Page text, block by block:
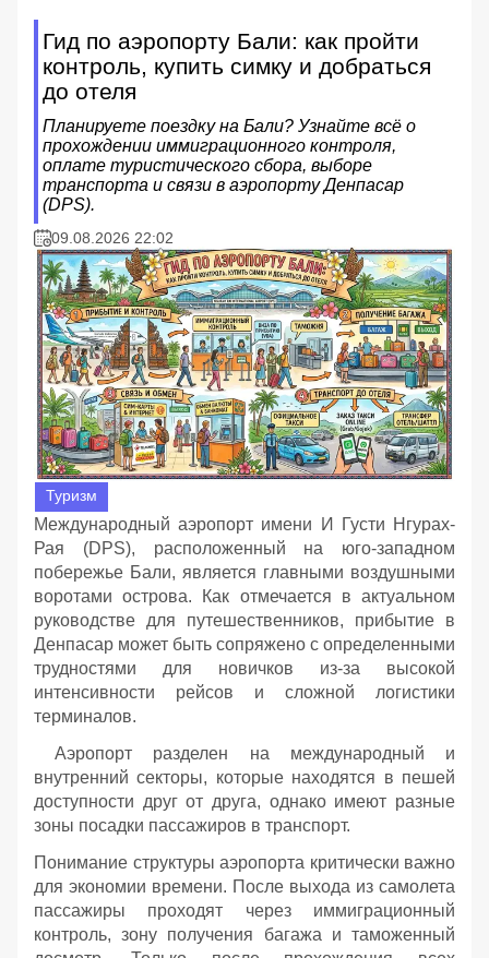
Гид по аэропорту Бали: как пройти
контроль, купить симку и добраться
до отеля
Планируете поездку на Бали? Узнайте всё о
прохождении иммиграционного контроля,
оплате туристического сбора, выборе
транспорта и связи в аэропорту Денпасар
(DPS).
09.08.2026 22:02
Туризм
Международный аэропорт имени И Густи Нгурах-
Рая (DPS), расположенный на юго-западном
побережье Бали, является главными воздушными
воротами острова. Как отмечается в актуальном
руководстве для путешественников, прибытие в
Денпасар может быть сопряжено с определенными
трудностями для новичков из-за высокой
интенсивности рейсов и сложной логистики
терминалов.
Аэропорт разделен на международный и
внутренний секторы, которые находятся в пешей
доступности друг от друга, однако имеют разные
зоны посадки пассажиров в транспорт.
Понимание структуры аэропорта критически важно
для экономии времени. После выхода из самолета
пассажиры проходят через иммиграционный
контроль, зону получения багажа и таможенный